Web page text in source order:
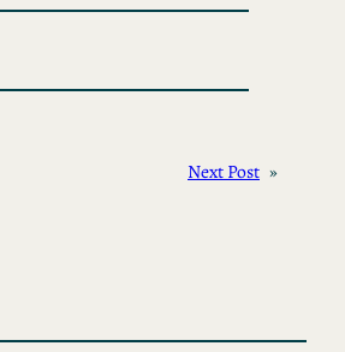
Next Post »